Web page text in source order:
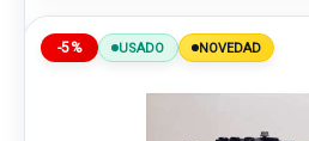
-5% USADO NOVEDAD